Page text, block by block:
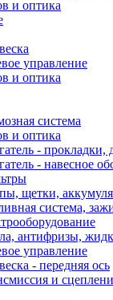
и оптика
управление
и оптика
система
и оптика
- прокладки,
- навесное
щетки,
система,
антифризы,
управление
- передняя ось
и